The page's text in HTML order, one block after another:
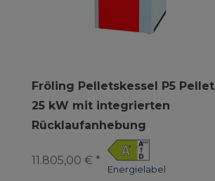
Fröling Pelletskessel P5 Pellet
25 kW mit integrierten
Rücklaufanhebung
Energielabel
11.805,00 € *